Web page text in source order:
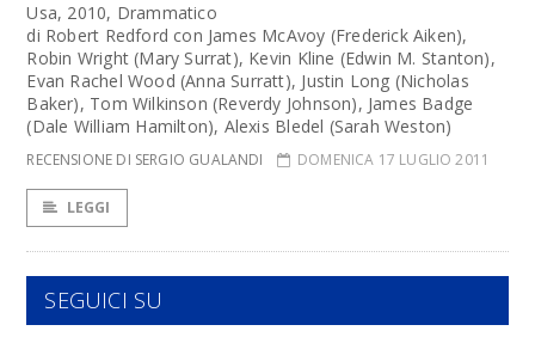
Usa, 2010, Drammatico
di Robert Redford con James McAvoy (Frederick Aiken),
Robin Wright (Mary Surrat), Kevin Kline (Edwin M. Stanton),
Evan Rachel Wood (Anna Surratt), Justin Long (Nicholas
Baker), Tom Wilkinson (Reverdy Johnson), James Badge
(Dale William Hamilton), Alexis Bledel (Sarah Weston)
RECENSIONE DI SERGIO GUALANDI DOMENICA 17 LUGLIO 2011
LEGGI
SEGUICI SU